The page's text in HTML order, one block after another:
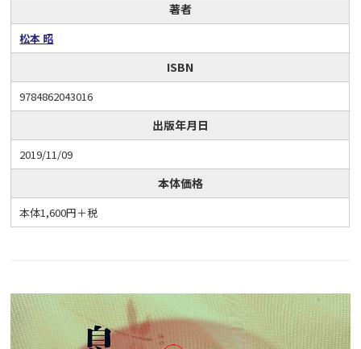
著者
松本 昭
ISBN
9784862043016
出版年月日
2019/11/09
本体価格
本体1,600円＋税